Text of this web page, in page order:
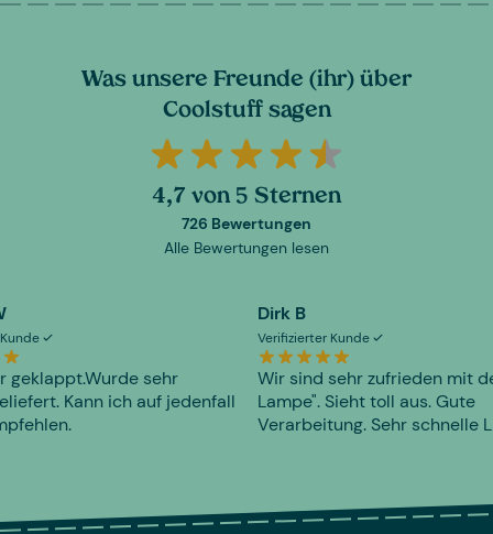
Was unsere Freunde (ihr) über
Coolstuff sagen
4,7 von 5 Sternen
726 Bewertungen
Alle Bewertungen lesen
geklappt.Wurde sehr
Kann ich auf jedenfall
Dirk B
Verifizierter Kunde
Wir sind sehr zufrieden mit
Lampe". Sieht toll aus. Gute
Verarbeitung. Sehr schnelle